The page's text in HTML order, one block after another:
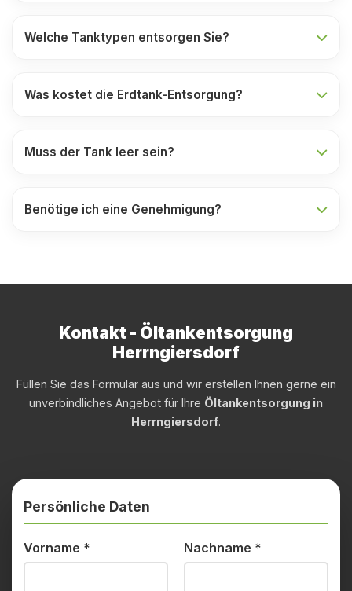
Welche Tanktypen entsorgen Sie?
Was kostet die Erdtank-Entsorgung?
Muss der Tank leer sein?
Benötige ich eine Genehmigung?
Kontakt - Öltankentsorgung
Herrngiersdorf
Füllen Sie das Formular aus und wir erstellen Ihnen gerne ein
unverbindliches Angebot für Ihre Öltankentsorgung in
Herrngiersdorf.
Persönliche Daten
Vorname * Nachname *